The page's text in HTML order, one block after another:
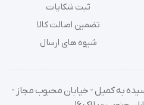
و جلوگیری از آسیب پوستی،
مورد نیاز از چسب را باز کنید. این
ثبت شکایات
تضمین اصالت کالا
شیوه های ارسال
به کمیل - خیابان محبوب مجاز -